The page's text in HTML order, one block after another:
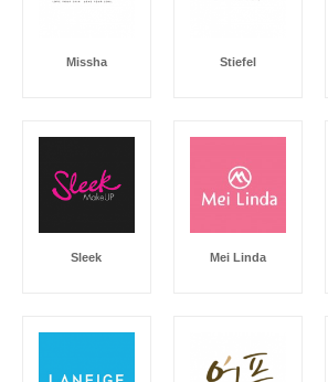
Missha Stiefel
Sleek Mei Linda